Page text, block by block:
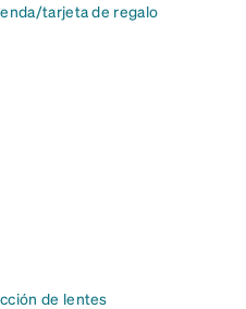
tarjeta de regalo
de lentes